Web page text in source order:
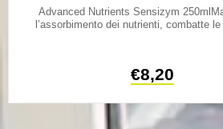
Advanced Nutrients Sensizym
l’assorbimento dei nutrienti, combatte le
€8,20